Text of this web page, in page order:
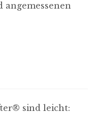
sind leicht: